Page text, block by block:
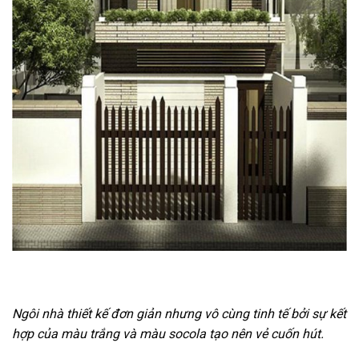
Ngôi nhà thiết kế đơn giản nhưng vô cùng tinh tế bởi sự kết
hợp của màu trắng và màu socola tạo nên vẻ cuốn hút.